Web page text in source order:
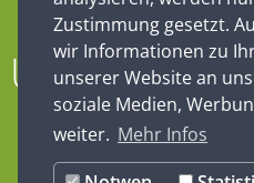
Zustimmung gesetzt.
wir Informationen zu
unserer Website an
soziale Medien,
weiter. Mehr Infos
Unsere Partner